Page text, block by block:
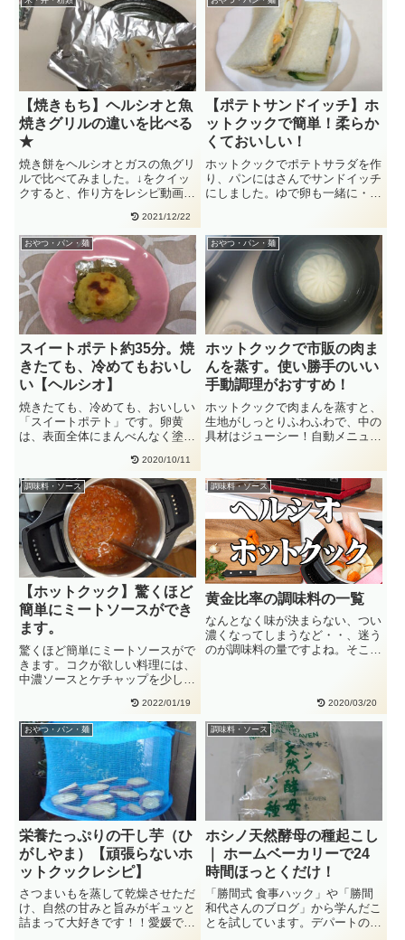
【焼きもち】ヘルシオと魚
焼きグリルの違いを比べる
★
焼き餅をヘルシオとガスの魚グリ
ルで比べてみました。↓をクイッ
クすると、作り方をレシピ動画で
2021/12/22
【ポテトサンドイッチ】ホ
ットクックで簡単！柔らか
くておいしい！
ホットクックでポテトサラダを作
り、パンにはさんでサンドイッチ
にしました。ゆで卵も一緒に・・
おやつ・パン・麺
スイートポテト約35分。焼
きたても、冷めてもおいし
い【ヘルシオ】
焼きたても、冷めても、おいしい
「スイートポテト」です。卵黄
は、表面全体にまんべんなく塗る
2020/10/11
おやつ・パン・麺
ホットクックで市販の肉ま
んを蒸す。使い勝手のいい
手動調理がおすすめ！
ホットクックで肉まんを蒸すと、
生地がしっとりふわふわで、中の
具材はジューシー！自動メニュー
調味料・ソース
【ホットクック】驚くほど
簡単にミートソースができ
ます。
驚くほど簡単にミートソースがで
きます。コクが欲しい料理には、
中濃ソースとケチャップを少し加
2022/01/19
調味料・ソース
黄金比率の調味料の一覧
なんとなく味が決まらない、つい
濃くなってしまうなど・・、迷う
のが調味料の量ですよね。そこ
2020/03/20
おやつ・パン・麺
栄養たっぷりの干し芋（ひ
がしやま）【頑張らないホ
ットクックレシピ】
さつまいもを蒸して乾燥させただ
け、自然の甘みと旨みがギュッと
詰まって大好きです！！愛媛では
調味料・ソース
ホシノ天然酵母の種起こし
｜ ホームベーカリーで24
時間ほっとくだけ！
「勝間式 食事ハック」や「勝間
和代さんのブログ」から学んだこ
とを試しています。デパートの地